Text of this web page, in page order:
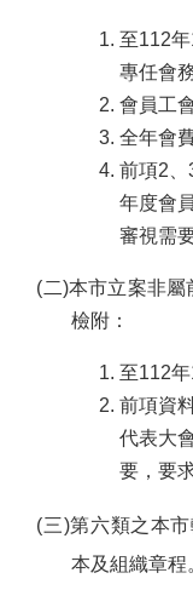
至112
專任會
會員工
全年會
前項2、
年度會
審視需
(二)本市立案非
檢附：
至112
前項資
代表大
要，要
(三)第六類之本
本及組織章程